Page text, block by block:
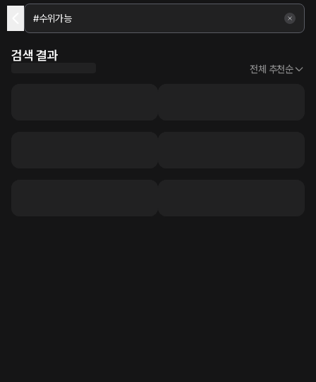
검색 결과
전체 추천순